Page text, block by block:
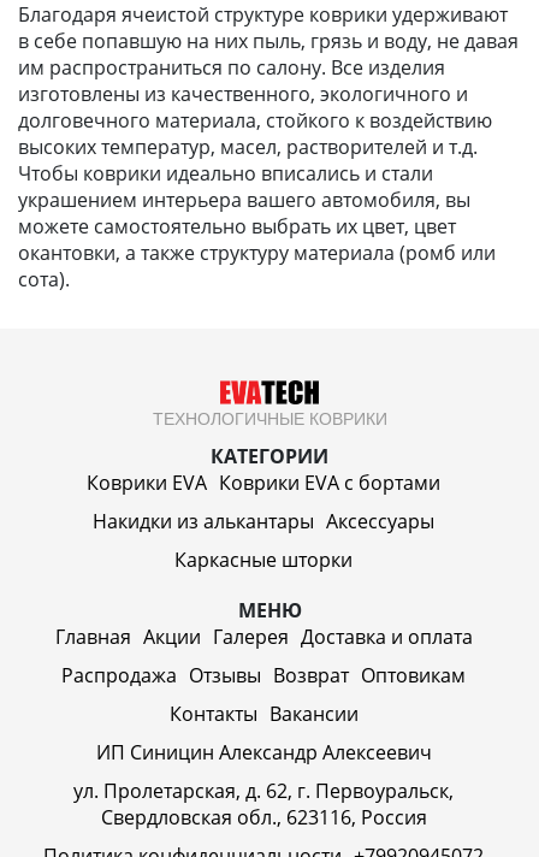
Благодаря ячеистой структуре коврики удерживают
в себе попавшую на них пыль, грязь и воду, не давая
им распространиться по салону. Все изделия
изготовлены из качественного, экологичного и
долговечного материала, стойкого к воздействию
высоких температур, масел, растворителей и т.д.
Чтобы коврики идеально вписались и стали
украшением интерьера вашего автомобиля, вы
можете самостоятельно выбрать их цвет, цвет
окантовки, а также структуру материала (ромб или
сота).
ТЕХНОЛОГИЧНЫЕ КОВРИКИ
КАТЕГОРИИ
Коврики EVA Коврики EVA c бортами
Накидки из алькантары Аксессуары
Каркасные шторки
МЕНЮ
Главная Акции Галерея Доставка и оплата
Распродажа Отзывы Возврат Оптовикам
Контакты Вакансии
ИП Синицин Александр Алексеевич
ул. Пролетарская, д. 62, г. Первоуральск,
Свердловская обл., 623116, Россия